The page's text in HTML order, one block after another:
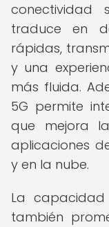
conectividad
traduce en
rápidas,
y una
más fluida.
5G permite
que mejora
aplicaciones
y en la nube.
La
también